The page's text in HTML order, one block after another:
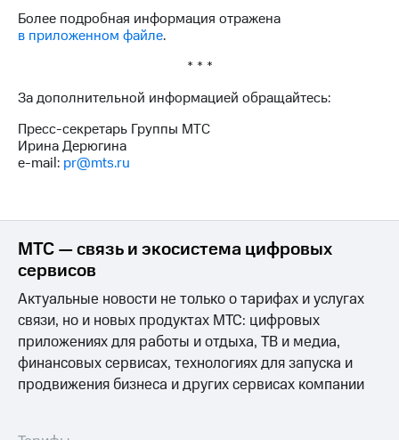
погашении
именных
Регистратор
Реквизиты
Контакты
развитие
Более подробная информация отражена
в приложенном файле.
* * *
За дополнительной информацией обращайтесь:
Пресс-секретарь Группы МТС
Ирина Дерюгина
e-mail: pr@mts.ru
МТС — связь и экосистема цифровых
сервисов
Актуальные новости не только о тарифах и услугах
связи, но и новых продуктах МТС: цифровых
приложениях для работы и отдыха, ТВ и медиа,
финансовых сервисах, технологиях для запуска и
продвижения бизнеса и других сервисах компании